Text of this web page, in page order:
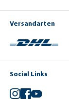
Versandarten
Social Links
Instagram
Facebook
YouTube